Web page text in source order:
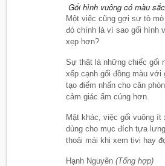
Gối hình vuông có màu
Một việc cũng gợi sự tò
đó chính là vì sao gối hình
xẹp hơn?
Sự thật là những chiếc gối
xếp cạnh gối đồng màu
tạo điểm nhấn cho căn
cảm giác ấm cúng hơn.
Mặt khác, việc gối vuông ít
dùng cho mục đích tựa
thoải mái khi xem tivi hay
Hạnh Nguyên (Tổng hợp)